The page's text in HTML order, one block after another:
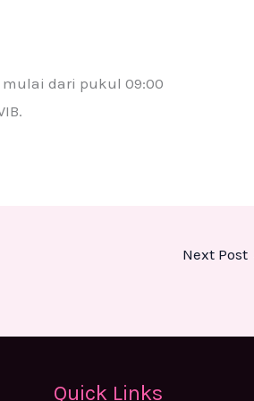
dari pukul 09:00
Next Post
Quick Links